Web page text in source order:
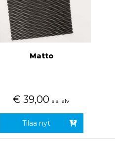
Matto
€ 39,00 sis. alv
Tilaa nyt